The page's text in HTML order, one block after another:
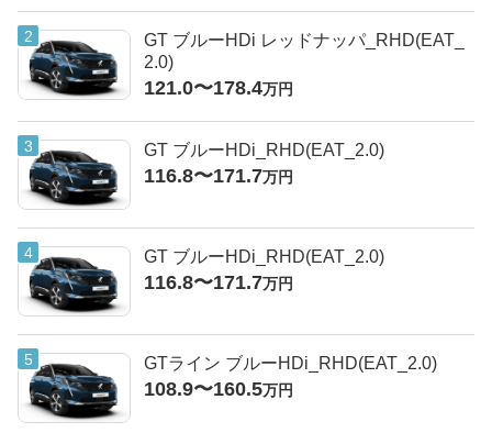
GT ブルーHDi レッドナッパ_RHD(EAT_
2.0)
121.0〜178.4万円
GT ブルーHDi_RHD(EAT_2.0)
116.8〜171.7万円
GT ブルーHDi_RHD(EAT_2.0)
116.8〜171.7万円
GTライン ブルーHDi_RHD(EAT_2.0)
108.9〜160.5万円